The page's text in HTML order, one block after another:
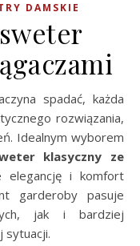
DAMSKIE
rozwiązania,
Idealnym wyborem
klasyczny ze
elegancję i komfort
garderoby pasuje
jak i bardziej
sytuacji.